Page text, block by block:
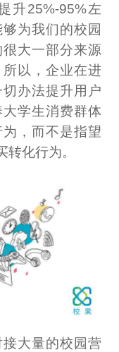
升25%-95%左
为我们的校园
大一部分来源
以，企业在进
办法提升用户
学生消费群体
，而不是指望
化行为。
大量的校园营